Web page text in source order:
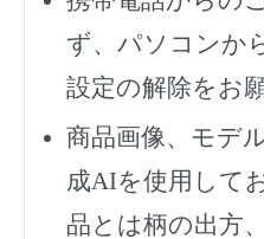
ず、 パソコンか
設定の解除をお
商品画像、モデ
成AIを使用して
品とは柄の出方